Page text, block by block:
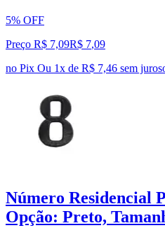
5% OFF
Preço R$ 7,09R$ 7,09
no Pix Ou 1x de R$ 7,46 sem juros
Número Residencial
Opção: Preto,